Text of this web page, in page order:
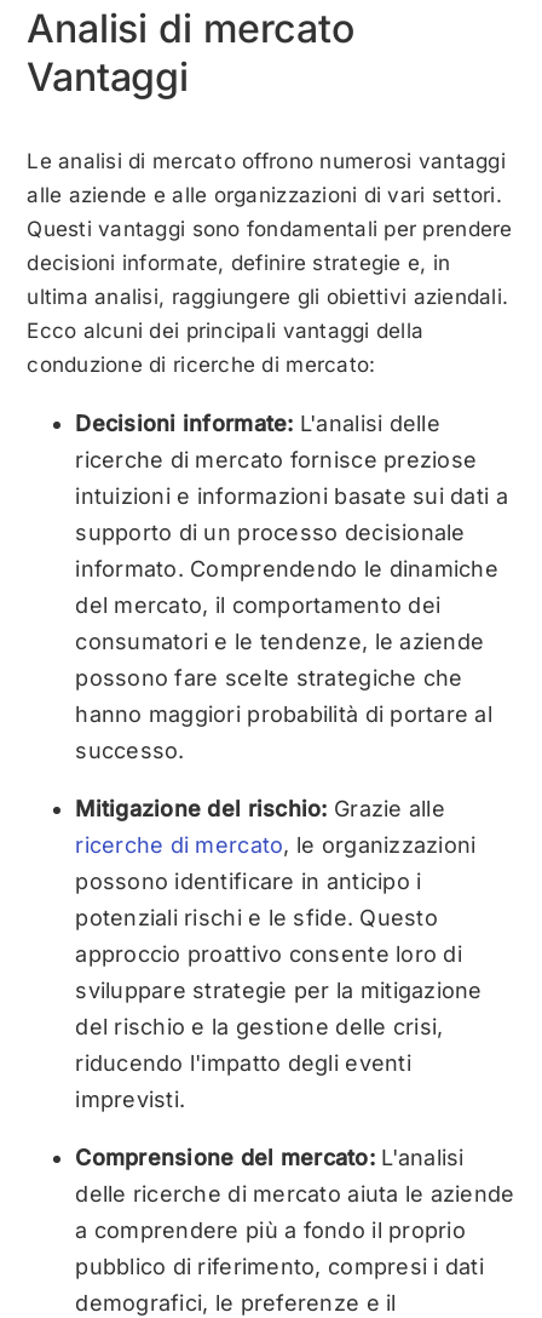
Analisi di mercato
Vantaggi
Le analisi di mercato offrono numerosi vantaggi
alle aziende e alle organizzazioni di vari settori.
Questi vantaggi sono fondamentali per prendere
decisioni informate, definire strategie e, in
ultima analisi, raggiungere gli obiettivi aziendali.
Ecco alcuni dei principali vantaggi della
conduzione di ricerche di mercato:
Decisioni informate: L'analisi delle
ricerche di mercato fornisce preziose
intuizioni e informazioni basate sui dati a
supporto di un processo decisionale
informato. Comprendendo le dinamiche
del mercato, il comportamento dei
consumatori e le tendenze, le aziende
possono fare scelte strategiche che
hanno maggiori probabilità di portare al
successo.
Mitigazione del rischio: Grazie alle
ricerche di mercato, le organizzazioni
possono identificare in anticipo i
potenziali rischi e le sfide. Questo
approccio proattivo consente loro di
sviluppare strategie per la mitigazione
del rischio e la gestione delle crisi,
riducendo l'impatto degli eventi
imprevisti.
Comprensione del mercato:L'analisi
delle ricerche di mercato aiuta le aziende
a comprendere più a fondo il proprio
pubblico di riferimento, compresi i dati
demografici, le preferenze e il